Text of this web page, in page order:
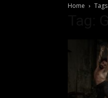
Home Tags